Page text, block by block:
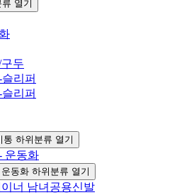
열기
두
리퍼
리퍼
통 하위분류 열기
운동화
동화 하위분류 열기
이너 남녀공용신발